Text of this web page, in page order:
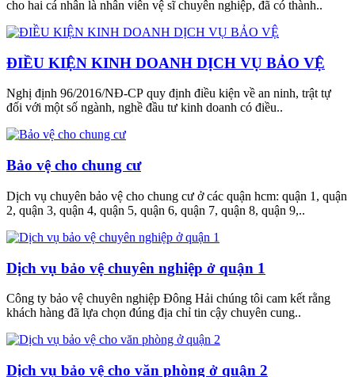
cho hai cá nhân là nhân viên vệ sĩ chuyên nghiệp, đã có thành..
ĐIỀU KIỆN KINH DOANH DỊCH VỤ BẢO VỆ
Nghị định 96/2016/NĐ-CP quy định điều kiện về an ninh, trật tự
đối với một số ngành, nghề đầu tư kinh doanh có điều..
Bảo vệ cho chung cư
Dịch vụ chuyên bảo vệ cho chung cư ở các quận hcm: quận 1, quận
2, quận 3, quận 4, quận 5, quận 6, quận 7, quận 8, quận 9,..
Dịch vụ bảo vệ chuyên nghiệp ở quận 1
Công ty bảo vệ chuyên nghiệp Đông Hải chúng tôi cam kết rằng
khách hàng đã lựa chọn đúng địa chỉ tin cậy chuyên cung..
Dịch vụ bảo vệ cho văn phòng ở quận 2